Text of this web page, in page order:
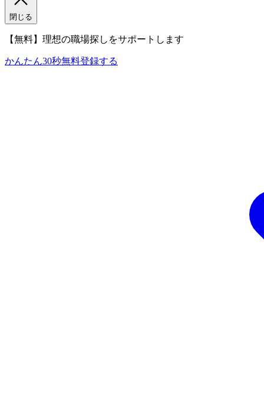
閉じる
【無料】理想の職場探しをサポートします
かんたん30秒無料登録する